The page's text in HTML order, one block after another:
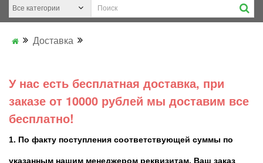
Доставка
У нас есть бесплатная доставка, при
заказе от 10000 рублей мы доставим все
бесплатно!
1. По факту поступления соответствующей суммы по
указанным нашим менеджером реквизитам, Ваш заказ